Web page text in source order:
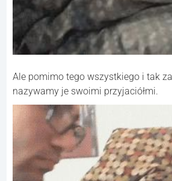
Ale pomimo tego wszystkiego i tak
nazywamy je swoimi przyjaciółmi.